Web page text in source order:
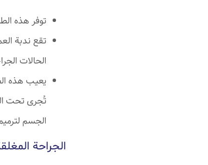
توفر هذه
تقع ندبة
الحالات
يعيب هذه
تُجرى تحت
الجسم
الجراحة